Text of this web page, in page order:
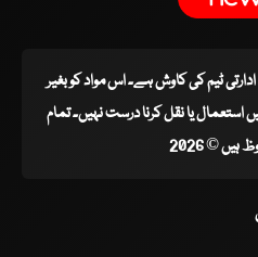
ادارتی ٹیم کی کاوش ہے۔ اس مواد کو بغیر
یا نقل کرنا درست نہیں۔ تمام
© 2026